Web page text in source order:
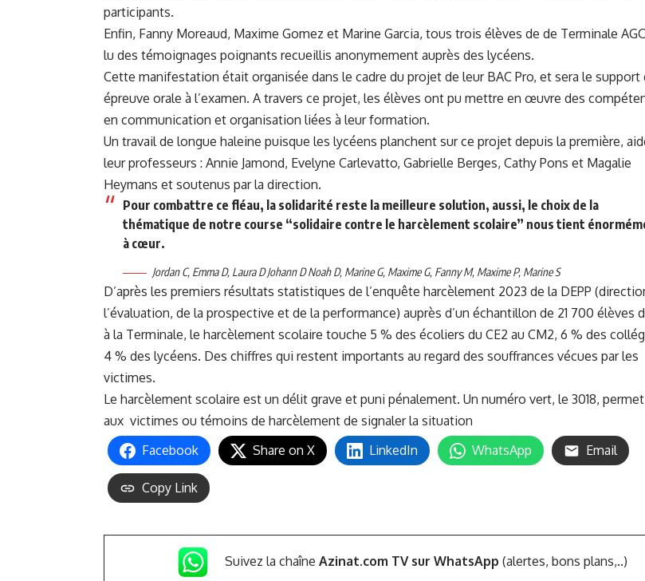
participants.
Enfin, Fanny Moreaud, Maxime Gomez et Marine Garcia, tous trois élèves de de Terminale
lu des témoignages poignants recueillis anonymement auprès des lycéens.
Cette manifestation était organisée dans le cadre du projet de leur BAC Pro, et sera le support
épreuve orale à l’examen. A travers ce projet, les élèves ont pu mettre en œuvre des
en communication et organisation liées à leur formation.
Un travail de longue haleine puisque les lycéens planchent sur ce projet depuis la première,
leur professeurs : Annie Jamond, Evelyne Carlevatto, Gabrielle Berges, Cathy Pons et Magalie
Heymans et soutenus par la direction.
Pour combattre ce fléau, la solidarité reste la meilleure solution, aussi, le choix de la
thématique de notre course “solidaire contre le harcèlement scolaire” nous tient
à cœur.
Jordan C, Emma D, Laura D Johann D Noah D, Marine G, Maxime G, Fanny M, Maxime P, Marine S
D’après les premiers résultats statistiques de l’enquête harcèlement 2023 de la DEPP
l’évaluation, de la prospective et de la performance) auprès d’un échantillon de 21 700 élèves
à la Terminale, le harcèlement scolaire touche 5 % des écoliers du CE2 au CM2, 6 % des
4 % des lycéens. Des chiffres qui restent importants au regard des souffrances vécues par les
victimes.
Le harcèlement scolaire est un délit grave et puni pénalement. Un numéro vert, le 3018, permet
aux victimes ou témoins de harcèlement de signaler la situation
Facebook
Share on X LinkedIn WhatsApp Email
Copy Link
Suivez la chaîne Azinat.com TV sur WhatsApp (alertes, bons plans,..)